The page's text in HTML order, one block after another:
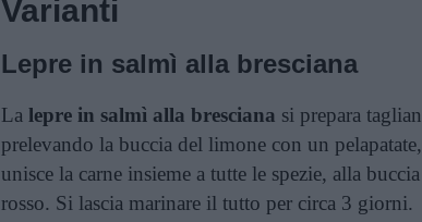
Varianti
Lepre in salmì alla bresciana
La lepre in salmì alla bresciana si prepara
prelevando la buccia del limone con un
unisce la carne insieme a tutte le spezie, alla
rosso. Si lascia marinare il tutto per circa 3 giorni.